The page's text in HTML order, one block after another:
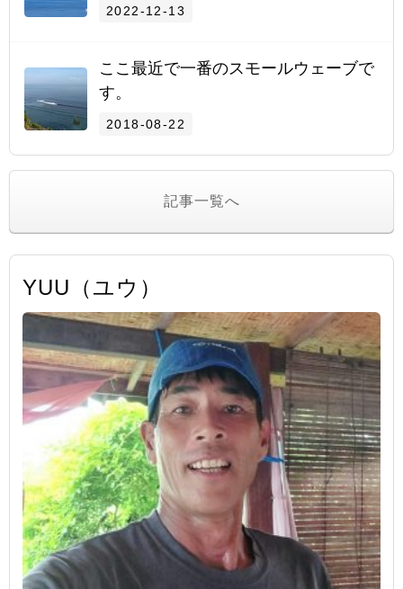
2022-12-13
ここ最近で一番のスモールウェーブで
す。
2018-08-22
記事一覧へ
YUU（ユウ）